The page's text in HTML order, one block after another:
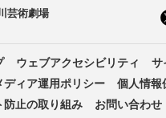
芸術劇場
ウェブアクセシビリティ
サ
ディア運用ポリシー
個人情報
防止の取り組み
お問い合わせ